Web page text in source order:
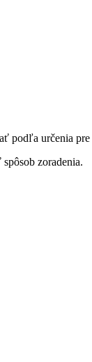
podľa určenia
zoradenia.